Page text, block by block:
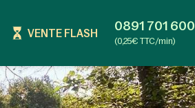
VENTE FLASH 0891 701 600
(0,25€ TTC/min)